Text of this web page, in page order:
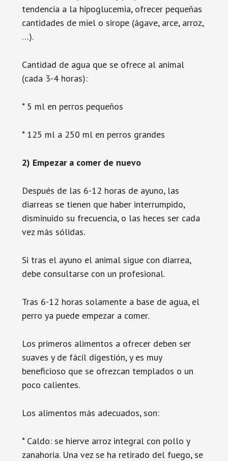
tendencia a la hipoglucemia, ofrecer pequeñas
cantidades de miel o sirope (ágave, arce, arroz,
…).
Cantidad de agua que se ofrece al animal
(cada 3-4 horas):
* 5 ml en perros pequeños
* 125 ml a 250 ml en perros grandes
2) Empezar a comer de nuevo
Después de las 6-12 horas de ayuno, las
diarreas se tienen que haber interrumpido,
disminuido su frecuencia, o las heces ser cada
vez más sólidas.
Si tras el ayuno el animal sigue con diarrea,
debe consultarse con un profesional.
Tras 6-12 horas solamente a base de agua, el
perro ya puede empezar a comer.
Los primeros alimentos a ofrecer deben ser
suaves y de fácil digestión, y es muy
beneficioso que se ofrezcan templados o un
poco calientes.
Los alimentos más adecuados, son:
* Caldo: se hierve arroz integral con pollo y
zanahoria. Una vez se ha retirado del fuego, se